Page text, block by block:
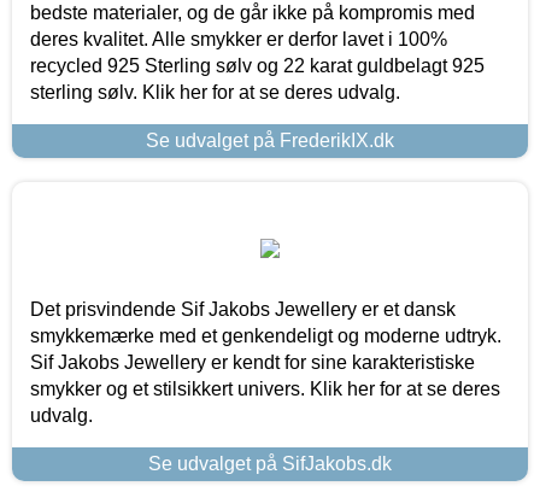
bedste materialer, og de går ikke på kompromis med
deres kvalitet. Alle smykker er derfor lavet i 100%
recycled 925 Sterling sølv og 22 karat guldbelagt 925
sterling sølv. Klik her for at se deres udvalg.
Se udvalget på FrederikIX.dk
Det prisvindende Sif Jakobs Jewellery er et dansk
smykkemærke med et genkendeligt og moderne udtryk.
Sif Jakobs Jewellery er kendt for sine karakteristiske
smykker og et stilsikkert univers. Klik her for at se deres
udvalg.
Se udvalget på SifJakobs.dk